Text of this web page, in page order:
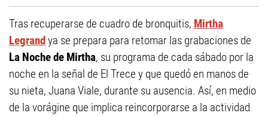
Tras recuperarse de cuadro de bronquitis, Mirtha
Legrandya se prepara para retomar las grabaciones de
La Noche de Mirtha, su programa de cada sábado por la
noche en la señal de El Trece y que quedó en manos de
su nieta, Juana Viale, durante su ausencia. Así, en medio
de la vorágine que implica reincorporarse a la actividad